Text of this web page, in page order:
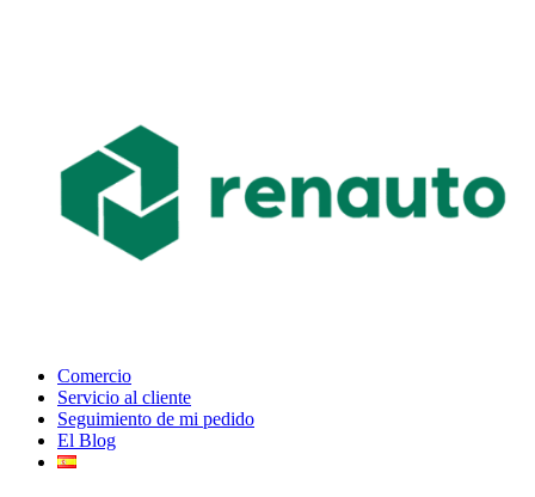
Comercio
Servicio al cliente
Seguimiento de mi pedido
El Blog